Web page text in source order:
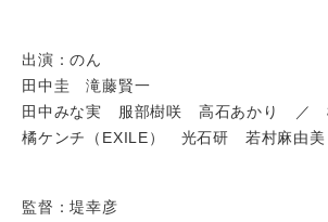
出演：のん
田中圭 滝藤賢一
田中みな実 服部樹咲 高石あかり ／
橘ケンチ（EXILE） 光石研 若村麻由美
監督：堤幸彦